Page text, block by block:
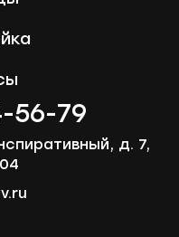
56-79
д. 7,